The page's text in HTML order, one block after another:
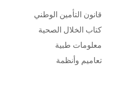
قانون التأمين الوطني
كتاب الخلال الصحية
معلومات طبية
تعاميم وأنظمة